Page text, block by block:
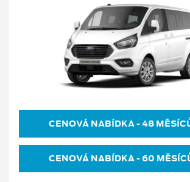
CENOVÁ NABÍDKA ‐ 48
CENOVÁ NABÍDKA ‐ 60